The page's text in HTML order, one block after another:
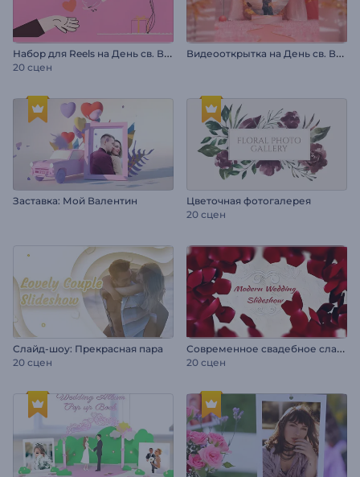
Н
абор для Reels на День св. Валентина
20 сцен
В
идеооткрытка на День св. Валентина
Заставка: Мой Валентин
Цветочная фотогалерея
20 сцен
Слайд-шоу: Прекрасная пара
20 сцен
С
овременное свадебное слайд-шоу
20 сцен